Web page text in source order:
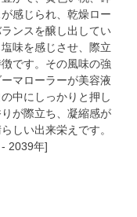
感じられ、乾燥ロー
ンスを醸し出してい
味を感じさせ、際立
です。その風味の強
マローラーが美容液
中にしっかりと押し
が際立ち、凝縮感が
しい出来栄えです。
2039年]